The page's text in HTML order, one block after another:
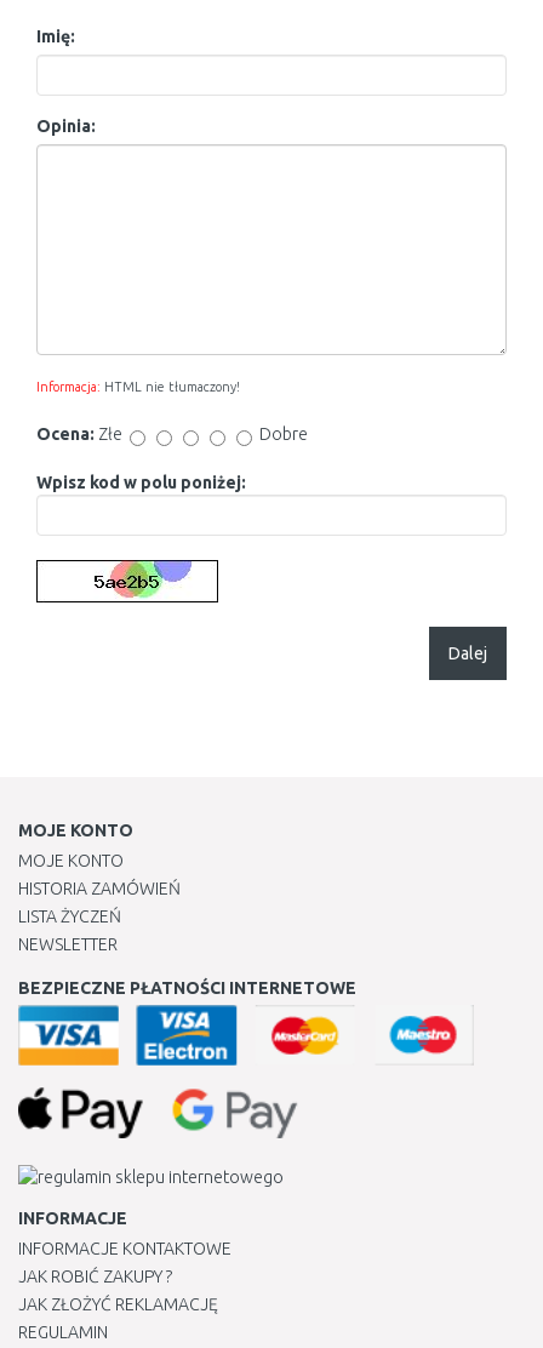
Imię:
Opinia:
Informacja: HTML nie tłumaczony!
Ocena: Złe Dobre
Wpisz kod w polu poniżej:
Dalej
MOJE KONTO
MOJE KONTO
HISTORIA ZAMÓWIEŃ
LISTA ŻYCZEŃ
NEWSLETTER
BEZPIECZNE PŁATNOŚCI INTERNETOWE
INFORMACJE
INFORMACJE KONTAKTOWE
JAK ROBIĆ ZAKUPY ?
JAK ZŁOŻYĆ REKLAMACJĘ
REGULAMIN